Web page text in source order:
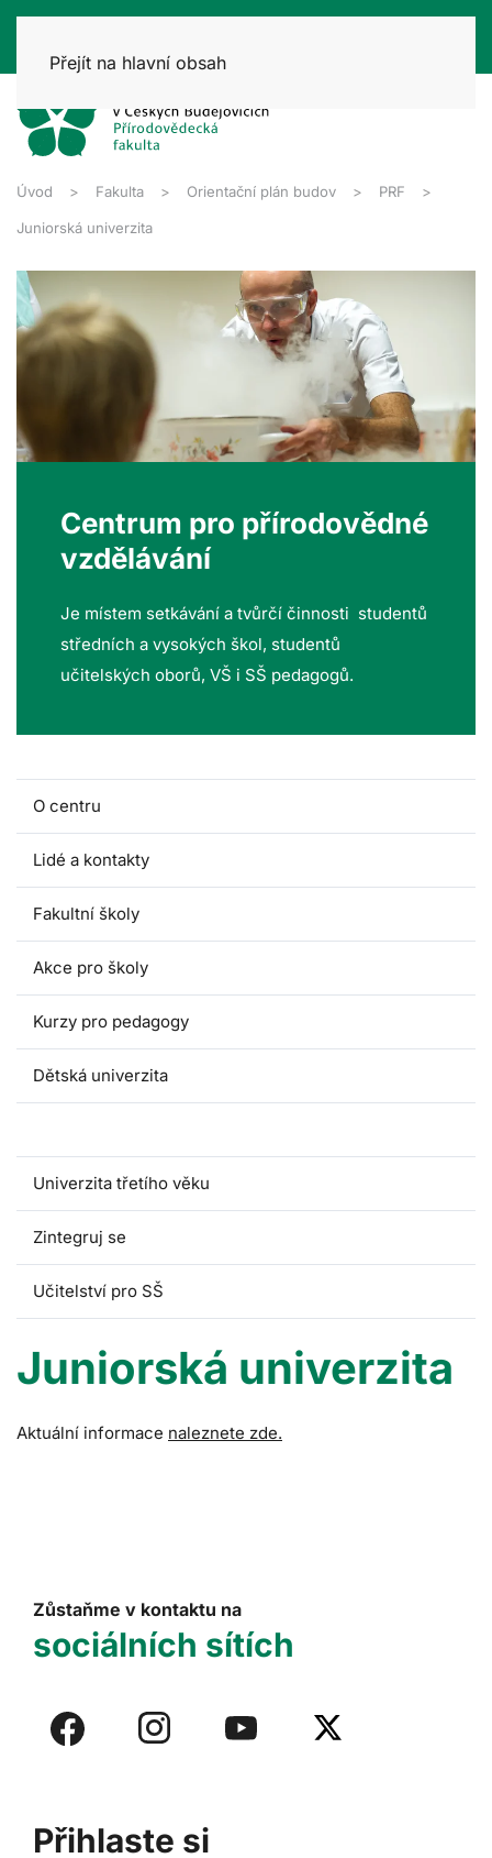
Přejít na hlavní obsah
Úvod Fakulta Orientační plán budov PRF
Juniorská univerzita
Centrum pro přírodovědné
vzdělávání
Je místem setkávání a tvůrčí činnosti studentů
středních a vysokých škol, studentů
učitelských oborů, VŠ i SŠ pedagogů.
O centru
Lidé a kontakty
Fakultní školy
Akce pro školy
Kurzy pro pedagogy
Dětská univerzita
Univerzita třetího věku
Zintegruj se
Učitelství pro SŠ
Juniorská univerzita
Aktuální informace naleznete zde.
Přihlaste si
Zůstaňme v kontaktu na
sociálních sítích